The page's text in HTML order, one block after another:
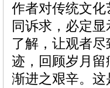
作者对传统文
同诉求，必定
了解，让观者
迹，回顾岁月
渐进之艰辛。